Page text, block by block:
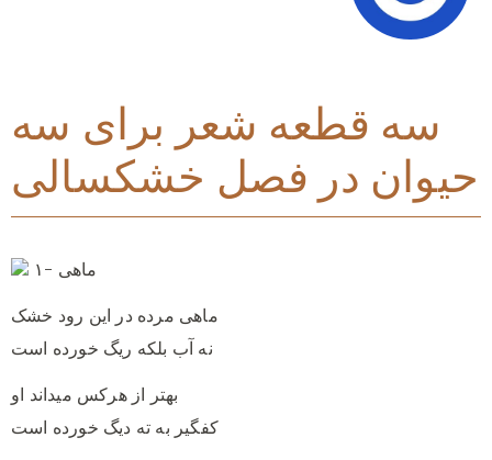
سه قطعه شعر برای سه
حیوان در فصل خشکسالی
نه آب بلکه ریگ خورده است
کفگیر به ته دیگ خورده است